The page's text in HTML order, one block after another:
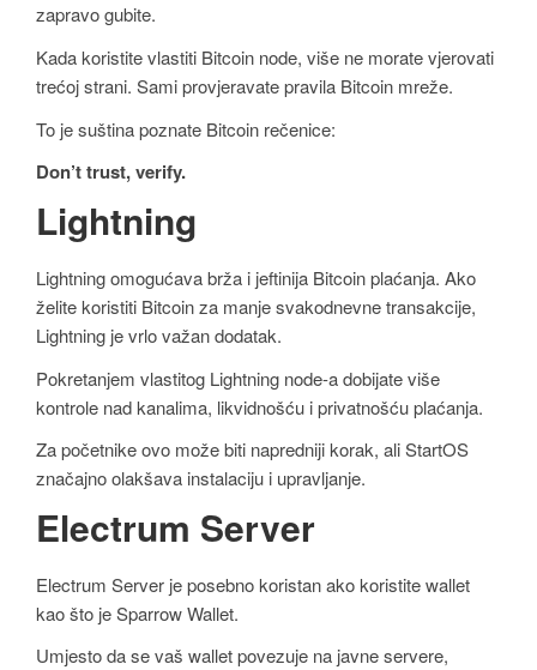
zapravo gubite.
Kada koristite vlastiti Bitcoin node, više ne morate vjerovati
trećoj strani. Sami provjeravate pravila Bitcoin mreže.
To je suština poznate Bitcoin rečenice:
Don’t trust, verify.
Lightning
Lightning omogućava brža i jeftinija Bitcoin plaćanja. Ako
želite koristiti Bitcoin za manje svakodnevne transakcije,
Lightning je vrlo važan dodatak.
Pokretanjem vlastitog Lightning node-a dobijate više
kontrole nad kanalima, likvidnošću i privatnošću plaćanja.
Za početnike ovo može biti napredniji korak, ali StartOS
značajno olakšava instalaciju i upravljanje.
Electrum Server
Electrum Server je posebno koristan ako koristite wallet
kao što je Sparrow Wallet.
Umjesto da se vaš wallet povezuje na javne servere,